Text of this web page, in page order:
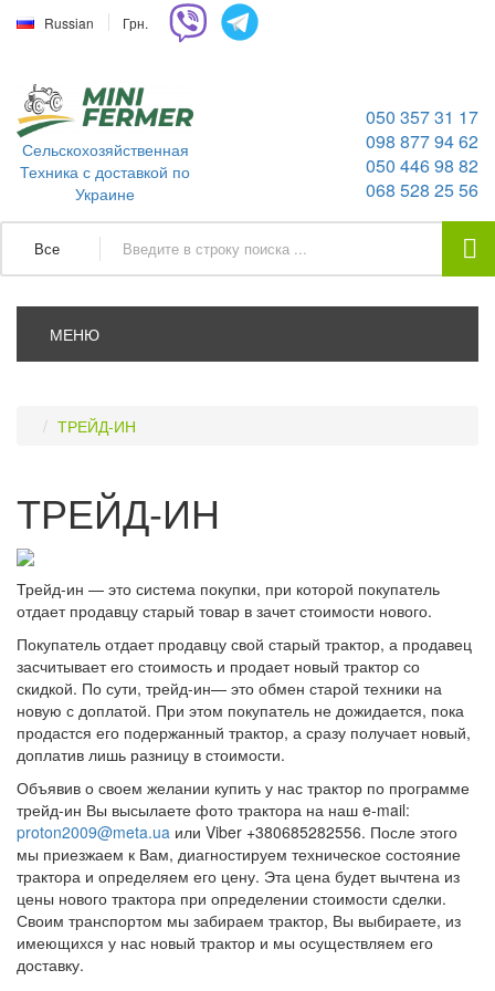
Russian Грн.
Сельскохозяйственная
Техника с доставкой по
Украине
050 357 31 17
098 877 94 62
050 446 98 82
068 528 25 56
Все
МЕНЮ
ТРЕЙД-ИН
ТРЕЙД-ИН
Трейд-ин — это система покупки, при которой покупатель
отдает продавцу старый товар в зачет стоимости нового.
Покупатель отдает продавцу свой старый трактор, а продавец
засчитывает его стоимость и продает новый трактор со
скидкой. По сути, трейд-ин— это обмен старой техники на
новую с доплатой. При этом покупатель не дожидается, пока
продастся его подержанный трактор, а сразу получает новый,
доплатив лишь разницу в стоимости.
Объявив о своем желании купить у нас трактор по программе
трейд-ин Вы высылаете фото трактора на наш e-mail:
proton2009@meta.ua или Viber +380685282556. После этого
мы приезжаем к Вам, диагностируем техническое состояние
трактора и определяем его цену. Эта цена будет вычтена из
цены нового трактора при определении стоимости сделки.
Своим транспортом мы забираем трактор, Вы выбираете, из
имеющихся у нас новый трактор и мы осуществляем его
доставку.